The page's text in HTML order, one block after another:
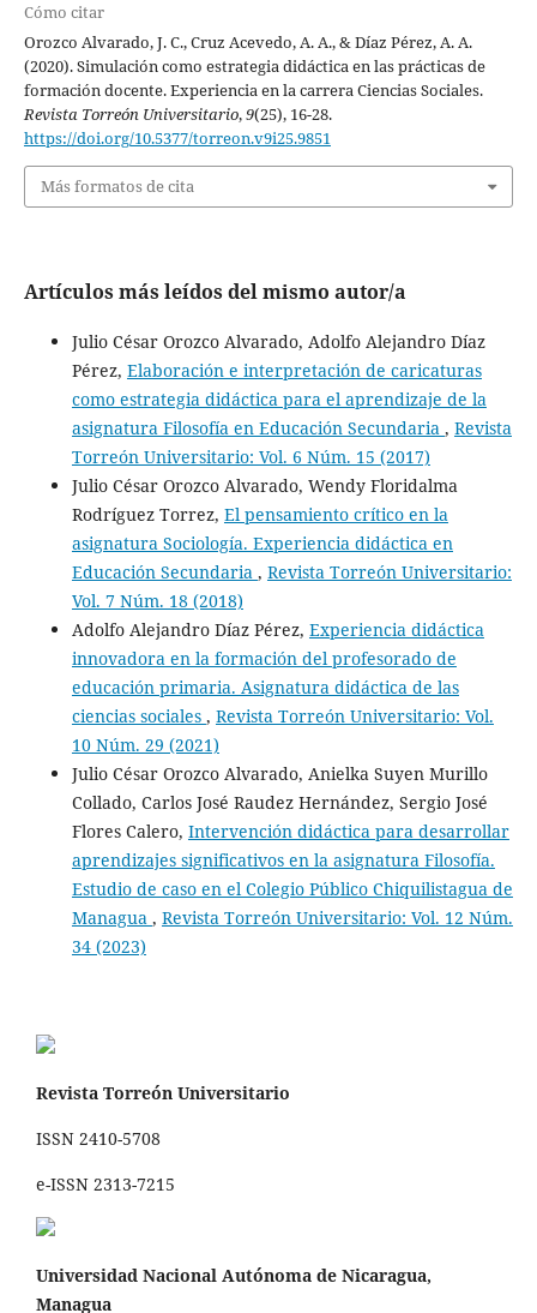
Cómo citar
Orozco Alvarado, J. C., Cruz Acevedo, A. A., & Díaz Pérez, A. A.
(2020). Simulación como estrategia didáctica en las prácticas de
formación docente. Experiencia en la carrera Ciencias Sociales.
Revista Torreón Universitario,9(25), 16-28.
https://doi.org/10.5377/torreon.v9i25.9851
Más formatos de cita
Artículos más leídos del mismo autor/a
Julio César Orozco Alvarado, Adolfo Alejandro Díaz
Pérez, Elaboración e interpretación de caricaturas
como estrategia didáctica para el aprendizaje de la
asignatura Filosofía en Educación Secundaria , Revista
Torreón Universitario: Vol. 6 Núm. 15 (2017)
Julio César Orozco Alvarado, Wendy Floridalma
Rodríguez Torrez, El pensamiento crítico en la
asignatura Sociología. Experiencia didáctica en
Educación Secundaria , Revista Torreón Universitario:
Vol. 7 Núm. 18 (2018)
Adolfo Alejandro Díaz Pérez, Experiencia didáctica
innovadora en la formación del profesorado de
educación primaria. Asignatura didáctica de las
ciencias sociales , Revista Torreón Universitario: Vol.
10 Núm. 29 (2021)
Julio César Orozco Alvarado, Anielka Suyen Murillo
Collado, Carlos José Raudez Hernández, Sergio José
Flores Calero, Intervención didáctica para desarrollar
aprendizajes significativos en la asignatura Filosofía.
Estudio de caso en el Colegio Público Chiquilistagua de
Managua , Revista Torreón Universitario: Vol. 12 Núm.
34 (2023)
Revista Torreón Universitario
ISSN 2410-5708
e-ISSN 2313-7215
Universidad Nacional Autónoma de Nicaragua,
Managua